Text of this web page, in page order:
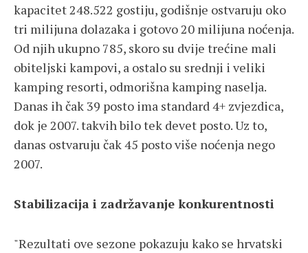
kapacitet 248.522 gostiju, godišnje ostvaruju oko
tri milijuna dolazaka i gotovo 20 milijuna noćenja.
Od njih ukupno 785, skoro su dvije trećine mali
obiteljski kampovi, a ostalo su srednji i veliki
kamping resorti, odmorišna kamping naselja.
Danas ih čak 39 posto ima standard 4+ zvjezdica,
dok je 2007. takvih bilo tek devet posto. Uz to,
danas ostvaruju čak 45 posto više noćenja nego
2007.
Stabilizacija i zadržavanje konkurentnosti
"Rezultati ove sezone pokazuju kako se hrvatski